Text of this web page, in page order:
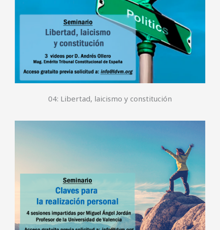
04: Libertad, laicismo y constitución